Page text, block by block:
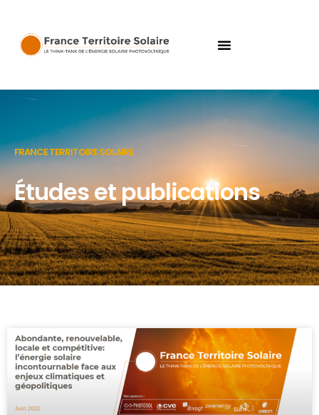
FRANCE TERRITOIRE SOLAIRE
Études et publications